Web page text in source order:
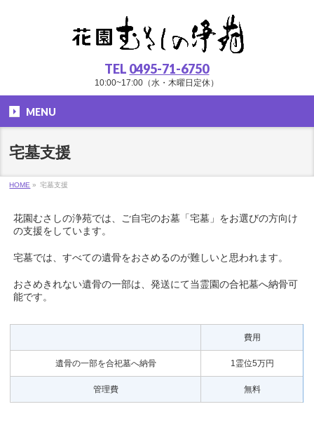
TEL 0495-71-6750
10:00~17:00（水・木曜日定休）
MENU
宅墓支援
HOME » 宅墓支援
花園むさしの浄苑では、ご自宅のお墓「宅墓」をお選びの方向け
の支援をしています。
宅墓では、すべての遺骨をおさめるのが難しいと思われます。
おさめきれない遺骨の一部は、発送にて当霊園の合祀墓へ納骨可
能です。
費用
遺骨の一部を合祀墓へ納骨 1霊位5万円
管理費 無料